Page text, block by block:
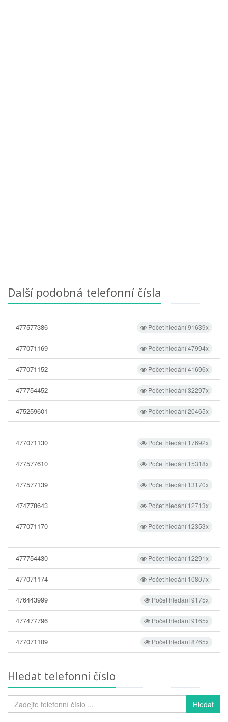
Další podobná telefonní čísla
Počet hledání 91639x
477577386
Počet hledání 47994x
477071169
Počet hledání 41696x
477071152
Počet hledání 32297x
477754452
Počet hledání 20465x
475259601
Počet hledání 17692x
477071130
Počet hledání 15318x
477577610
Počet hledání 13170x
477577139
Počet hledání 12713x
474778643
Počet hledání 12353x
477071170
Počet hledání 12291x
477754430
Počet hledání 10807x
477071174
Počet hledání 9175x
476443999
Počet hledání 9165x
477477796
Počet hledání 8765x
477071109
Hledat telefonní číslo
Hledat